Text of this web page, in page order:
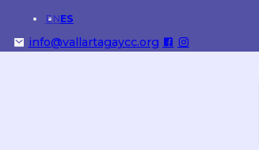
ENES
info@vallartagaycc.org